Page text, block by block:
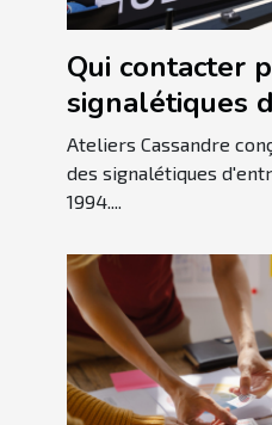
Qui contacter
signalétiques
Paris ?
Ateliers Cassandre
des signalétiques
1994....